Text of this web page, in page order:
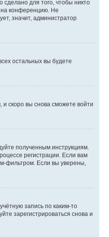
сделано для того, чтобы никто
на конференцию. Не
значит, администратор
остальных вы будете
и скоро вы снова сможете войти
полученным инструкциям.
регистрации. Если вам
фильтром. Если вы уверены,
запись по каким-то
зарегистрироваться снова и